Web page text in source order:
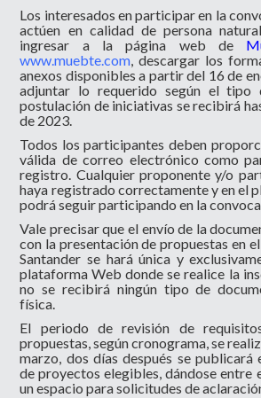
Los interesados en participar en la
actúen en calidad de persona
ingresar a la página web de
www.muebte.com , descargar los
anexos disponibles a partir del 16 de
adjuntar lo requerido según el tipo
postulación de iniciativas se recibirá
de 2023.
Todos los participantes deben
válida de correo electrónico como
registro. Cualquier proponente y/o
haya registrado correctamente y en el
podrá seguir participando en la
Vale precisar que el envío de la
con la presentación de propuestas en
Santander se hará única y
plataforma Web donde se realice la
no se recibirá ningún tipo de
física.
El periodo de revisión de
propuestas, según cronograma, se
marzo, dos días después se publicará
de proyectos elegibles, dándose entre
un espacio para solicitudes de